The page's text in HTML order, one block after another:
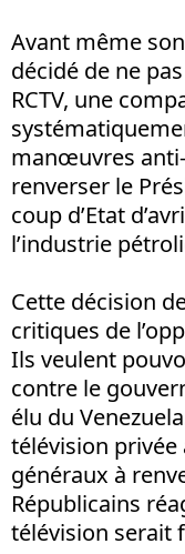
Avant même
décidé de ne
RCTV, une
manœuvres
renverser le
coup d’Etat
l’industrie
Cette décision
critiques de
Ils veulent
contre le
élu du
télévision privée
généraux à
Républicains
télévision serait